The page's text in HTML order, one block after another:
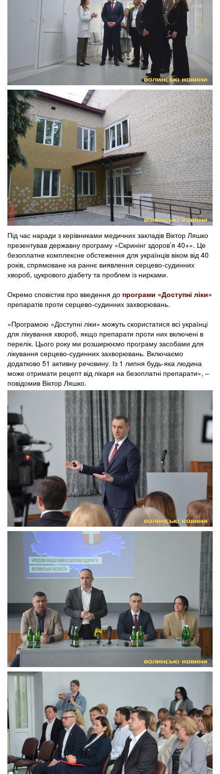
Під час наради з керівниками медичних закладів Віктор Ляшко
презентував державну програму «Скринінг здоров’я 40+». Це
безоплатне комплексне обстеження для українців віком від 40
років, спрямоване на раннє виявлення серцево-судинних
хвороб, цукрового діабету та проблем із нирками.
Окремо сповістив про введення до програми «Доступні ліки»
препаратів проти серцево-судинних захворювань.
«Програмою «Доступні ліки» можуть скористатися всі українці
для лікування хвороб, якщо препарати проти них включені в
перелік. Цього року ми розширюємо програму засобами для
лікування серцево-судинних захворювань. Включаємо
додатково 51 активну речовину. Із 1 липня будь-яка людина
може отримати рецепт від лікаря на безоплатні препарати», –
повідомив Віктор Ляшко.